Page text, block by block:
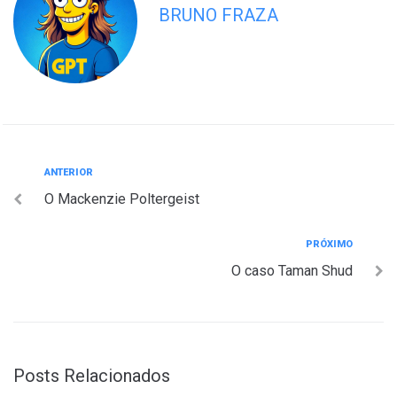
BRUNO FRAZA
Navegação
de
Anterior
ANTERIOR
O Mackenzie Poltergeist
PRÓXIMO
O caso Taman Shud
Posts Relacionados